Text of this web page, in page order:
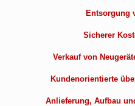
Entsorgung
Sicherer
Verkauf von
Kundenorientierte
Anlieferung, Aufbau